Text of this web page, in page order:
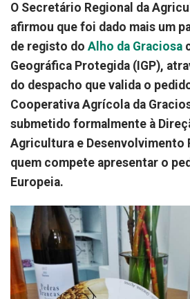
O Secretário Regional da
afirmou que foi dado mais um
de registo do Alho da Graciosa
Geográfica Protegida (IGP),
do despacho que valida o
Cooperativa Agrícola da
submetido formalmente à
Agricultura e Desenvolvimento
quem compete apresentar o
Europeia.